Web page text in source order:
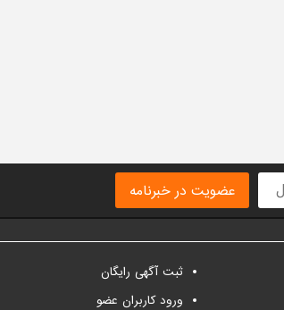
عضویت در خبرنامه
ثبت آگهی رایگان
ورود کاربران عضو